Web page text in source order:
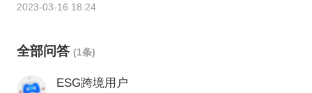
2023-03-16 18:24
全部问答 (1条)
ESG跨境用户